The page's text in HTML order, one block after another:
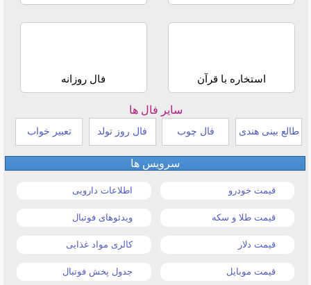
استخاره با قرآن فال روزانه
سایر فال ها
طالع بینی هندی فال چوب فال روز تولد تعبیر خواب
سرویس ها
قیمت خودرو اطلاعات دارویی
قیمت طلا و سکه ویدئوهای فوتبال
قیمت دلار کالری مواد غذایی
قیمت موبایل جدول پخش فوتبال